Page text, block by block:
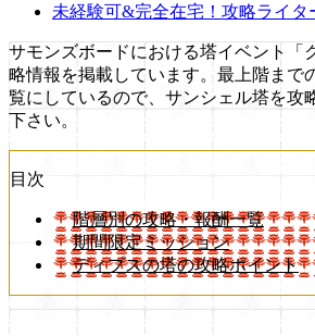
未経験可&完全在宅！攻略ライタ
サモンズボードにおける塔イベント「
略情報を掲載しています。最上階まで
覧にしているので、サンシェル塔を攻
下さい。
目次
階層別の攻略・報酬一覧
期間限定ミッション
ディプスの塔の攻略ポイント